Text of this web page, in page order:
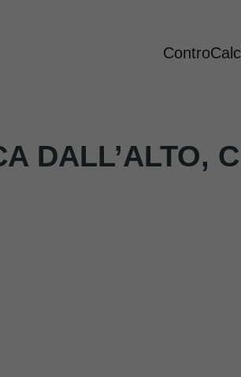
DALL’ALTO,